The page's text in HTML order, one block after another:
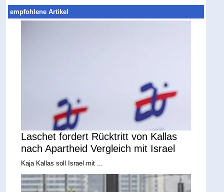
empfohlene Artikel
Laschet fordert Rücktritt von Kallas
nach Apartheid Vergleich mit Israel
Kaja Kallas soll Israel mit ...